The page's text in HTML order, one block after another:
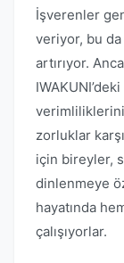
İşverenler
veriyor, bu da
artırıyor.
verimliliklerini
zorluklar
için bireyler,
dinlenmeye
hayatında
çalışıyorlar.